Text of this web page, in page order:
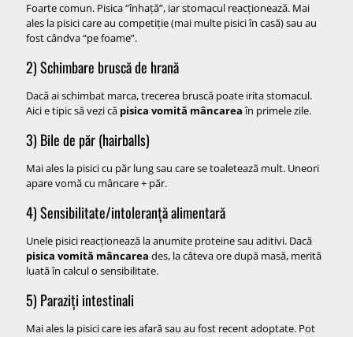
Foarte comun. Pisica “înhață”, iar stomacul reacționează. Mai
ales la pisici care au competiție (mai multe pisici în casă) sau au
fost cândva “pe foame”.
2) Schimbare bruscă de hrană
Dacă ai schimbat marca, trecerea bruscă poate irita stomacul.
Aici e tipic să vezi că pisica vomită mâncareaîn primele zile.
3) Bile de păr (hairballs)
Mai ales la pisici cu păr lung sau care se toaletează mult. Uneori
apare vomă cu mâncare + păr.
4) Sensibilitate/intoleranță alimentară
Unele pisici reacționează la anumite proteine sau aditivi. Dacă
pisica vomită mâncarea des, la câteva ore după masă, merită
luată în calcul o sensibilitate.
5) Paraziți intestinali
Mai ales la pisici care ies afară sau au fost recent adoptate. Pot